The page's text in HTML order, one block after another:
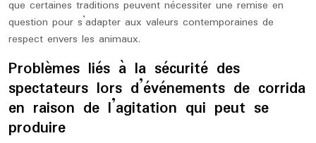
que certaines traditions peuvent nécessiter une remise en
question pour s’adapter aux valeurs contemporaines de
respect envers les animaux.
Problèmes liés à la sécurité des
spectateurs lors d’événements de corrida
en raison de l’agitation qui peut se
produire